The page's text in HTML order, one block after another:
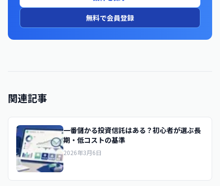
無料で会員登録
関連記事
一番儲かる投資信託はある？初心者が選ぶ長
期・低コストの基準
2026年3月6日